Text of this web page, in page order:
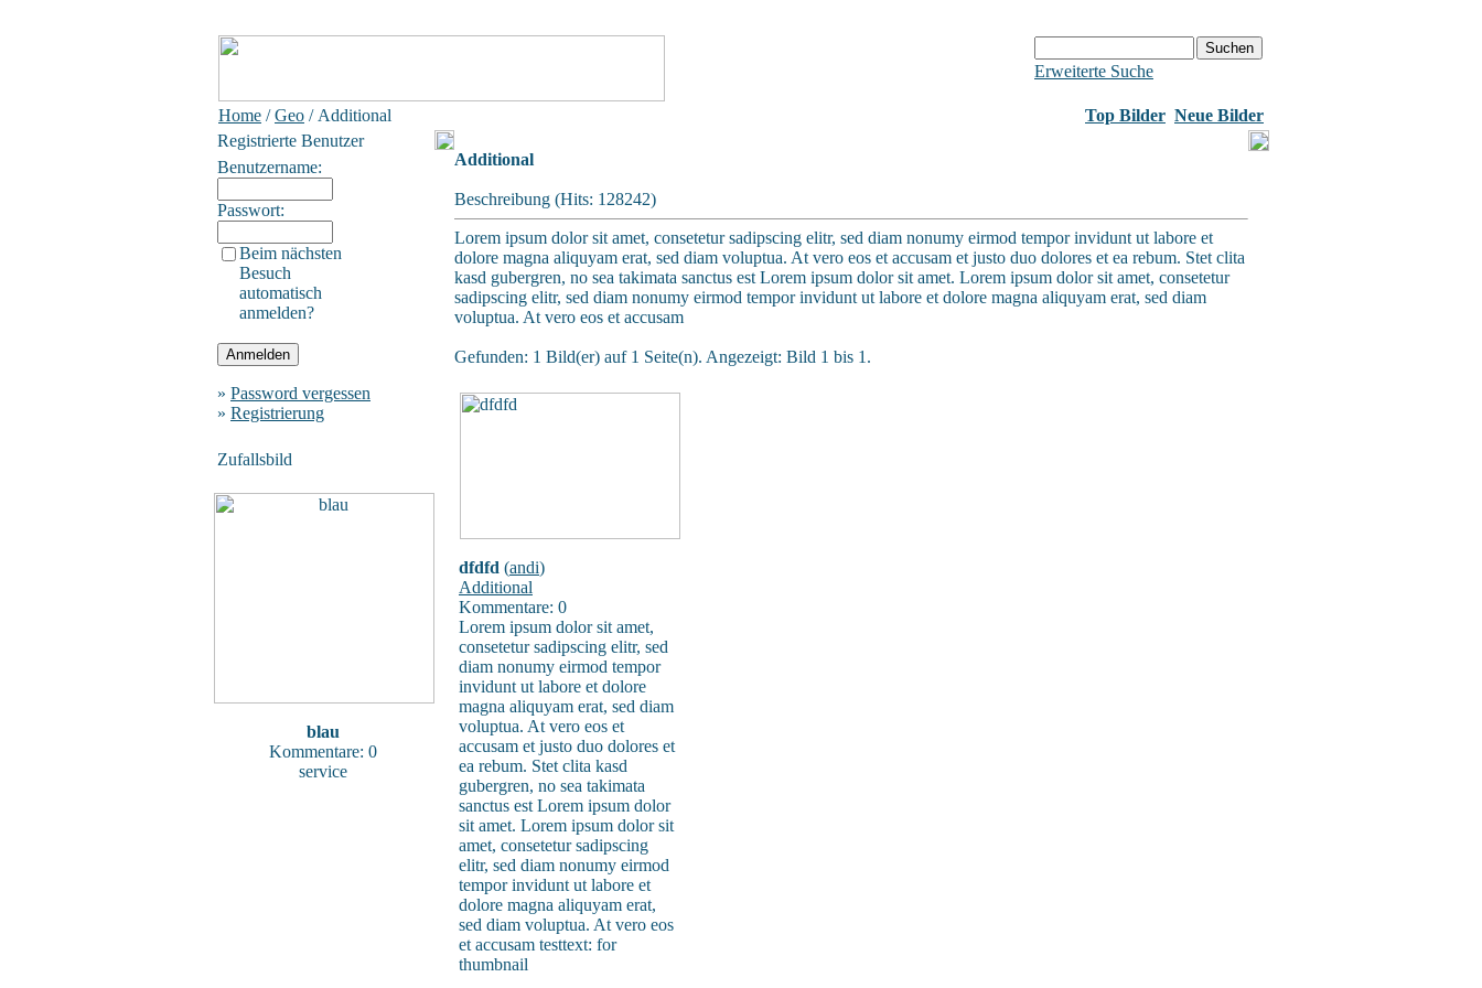
Erweiterte Suche
Home /Geo / Additional Top Bilder Neue Bilder
Registrierte Benutzer
Benutzername:
Passwort:
Beim nächsten
Besuch
automatisch
anmelden?
» Password vergessen
» Registrierung
Zufallsbild
blau
Kommentare: 0
service
Additional
Beschreibung (Hits: 128242)
Lorem ipsum dolor sit amet, consetetur sadipscing elitr, sed diam nonumy eirmod tempor invidunt ut labore et
dolore magna aliquyam erat, sed diam voluptua. At vero eos et accusam et justo duo dolores et ea rebum. Stet clita
kasd gubergren, no sea takimata sanctus est Lorem ipsum dolor sit amet. Lorem ipsum dolor sit amet, consetetur
sadipscing elitr, sed diam nonumy eirmod tempor invidunt ut labore et dolore magna aliquyam erat, sed diam
voluptua. At vero eos et accusam
Gefunden: 1 Bild(er) auf 1 Seite(n). Angezeigt: Bild 1 bis 1.
dfdfd (andi)
Additional
Kommentare: 0
Lorem ipsum dolor sit amet,
consetetur sadipscing elitr, sed
diam nonumy eirmod tempor
invidunt ut labore et dolore
magna aliquyam erat, sed diam
voluptua. At vero eos et
accusam et justo duo dolores et
ea rebum. Stet clita kasd
gubergren, no sea takimata
sanctus est Lorem ipsum dolor
sit amet. Lorem ipsum dolor sit
amet, consetetur sadipscing
elitr, sed diam nonumy eirmod
tempor invidunt ut labore et
dolore magna aliquyam erat,
sed diam voluptua. At vero eos
et accusam testtext: for
thumbnail